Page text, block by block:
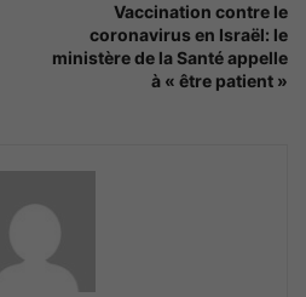
Vaccination contre le
coronavirus en Israël: le
ministère de la Santé appelle
à « être patient »